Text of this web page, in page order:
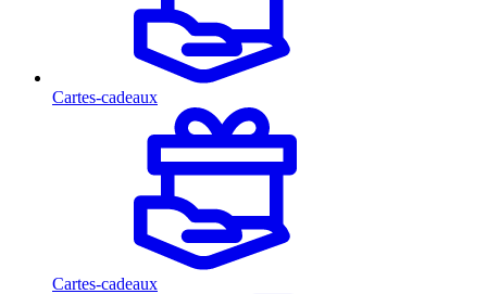
Cartes-cadeaux
Cartes-cadeaux